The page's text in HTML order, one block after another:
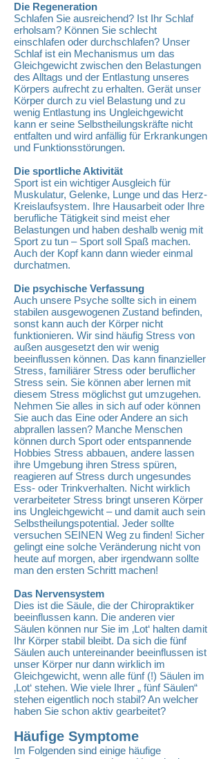
Die Regeneration
Schlafen Sie ausreichend? Ist Ihr Schlaf
erholsam? Können Sie schlecht
einschlafen oder durchschlafen? Unser
Schlaf ist ein Mechanismus um das
Gleichgewicht zwischen den Belastungen
des Alltags und der Entlastung unseres
Körpers aufrecht zu erhalten. Gerät unser
Körper durch zu viel Belastung und zu
wenig Entlastung ins Ungleichgewicht
kann er seine Selbstheilungskräfte nicht
entfalten und wird anfällig für Erkrankungen
und Funktionsstörungen.
Die sportliche Aktivität
Sport ist ein wichtiger Ausgleich für
Muskulatur, Gelenke, Lunge und das Herz-
Kreislaufsystem. Ihre Hausarbeit oder Ihre
berufliche Tätigkeit sind meist eher
Belastungen und haben deshalb wenig mit
Sport zu tun – Sport soll Spaß machen.
Auch der Kopf kann dann wieder einmal
durchatmen.
Die psychische Verfassung
Auch unsere Psyche sollte sich in einem
stabilen ausgewogenen Zustand befinden,
sonst kann auch der Körper nicht
funktionieren. Wir sind häufig Stress von
außen ausgesetzt den wir wenig
beeinflussen können. Das kann finanzieller
Stress, familiärer Stress oder beruflicher
Stress sein. Sie können aber lernen mit
diesem Stress möglichst gut umzugehen.
Nehmen Sie alles in sich auf oder können
Sie auch das Eine oder Andere an sich
abprallen lassen? Manche Menschen
können durch Sport oder entspannende
Hobbies Stress abbauen, andere lassen
ihre Umgebung ihren Stress spüren,
reagieren auf Stress durch ungesundes
Ess- oder Trinkverhalten. Nicht wirklich
verarbeiteter Stress bringt unseren Körper
ins Ungleichgewicht – und damit auch sein
Selbstheilungspotential. Jeder sollte
versuchen SEINEN Weg zu finden! Sicher
gelingt eine solche Veränderung nicht von
heute auf morgen, aber irgendwann sollte
man den ersten Schritt machen!
Das Nervensystem
Dies ist die Säule, die der Chiropraktiker
beeinflussen kann. Die anderen vier
Säulen können nur Sie im ‚Lot‘ halten damit
Ihr Körper stabil bleibt. Da sich die fünf
Säulen auch untereinander beeinflussen ist
unser Körper nur dann wirklich im
Gleichgewicht, wenn alle fünf (!) Säulen im
‚Lot‘ stehen. Wie viele Ihrer „ fünf Säulen“
stehen eigentlich noch stabil? An welcher
haben Sie schon aktiv gearbeitet?
Häufige Symptome
Im Folgenden sind einige häufige